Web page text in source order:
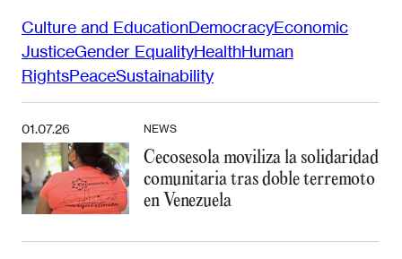
Culture and EducationDemocracyEconomic
JusticeGender EqualityHealthHuman
RightsPeaceSustainability
01.07.26 NEWS
Cecosesola moviliza la solidaridad
comunitaria tras doble terremoto
en Venezuela